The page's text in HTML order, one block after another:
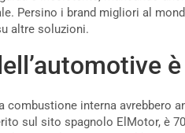
Persino i brand migliori al
altre soluzioni.
combustione interna avrebbero
sul sito spagnolo ElMotor, è